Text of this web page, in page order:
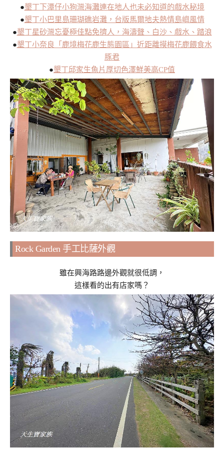
●墾丁下潭仔小狗灣海灘連在地人也未必知道的戲水秘境
●墾丁小巴里島珊瑚礁岩灘，台版馬爾地夫熱情島嶼風情
●墾丁星砂灣忘憂極佳點免擠人，海濤聲、白沙、戲水、踏浪
●墾丁小奈良「鹿境梅花鹿生態園區」近距離摸梅花鹿餵食水
豚君
●墾丁邱家生魚片厚切色澤鮮美高CP值
Rock Garden 手工比薩外觀
雖在興海路路邊外觀就很低調，
這樣看的出有店家嗎？